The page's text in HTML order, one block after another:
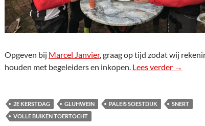
Opgeven bij Marcel Janvier, graag op tijd zodat wij
houden met begeleiders en inkopen. Lees verder Volle
→
2E KERSTDAG GLUHWEIN PALEIS SOESTDIJK
SNERT
VOLLE BUIKEN TOERTOCHT